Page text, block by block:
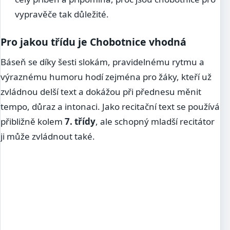
vypravěče tak důležité.
Pro jakou třídu je Chobotnice vhodná
Báseň se díky šesti slokám, pravidelnému rytmu a
výraznému humoru hodí zejména pro žáky, kteří už
zvládnou delší text a dokážou při přednesu měnit
tempo, důraz a intonaci. Jako recitační text se používá
přibližně kolem 7. třídy, ale schopný mladší recitátor
ji může zvládnout také.